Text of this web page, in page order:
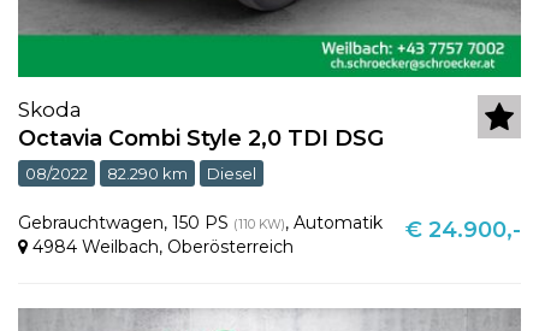
Skoda
Octavia Combi Style 2,0 TDI DSG
08/2022 82.290 km Diesel
Gebrauchtwagen, 150 PS (110 KW), Automatik
4984 Weilbach, Oberösterreich
€ 24.900,-